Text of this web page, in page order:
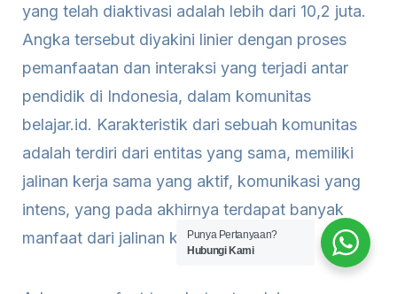
yang telah diaktivasi adalah lebih dari 10,2 juta.
Angka tersebut diyakini linier dengan proses
pemanfaatan dan interaksi yang terjadi antar
pendidik di Indonesia, dalam komunitas
belajar.id. Karakteristik dari sebuah komunitas
adalah terdiri dari entitas yang sama, memiliki
jalinan kerja sama yang aktif, komunikasi yang
intens, yang pada akhirnya terdapat banyak
manfaat dari jalinan komunitas.
Punya Pertanyaan?
Hubungi Kami